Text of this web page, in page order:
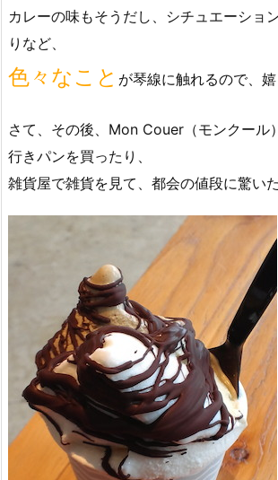
カレーの味もそうだし、シチュエーショ
りなど、
色々なこと が琴線に触れるので、嬉
さて、その後、Mon Couer（モンクール
行きパンを買ったり、
雑貨屋で雑貨を見て、都会の値段に驚いた